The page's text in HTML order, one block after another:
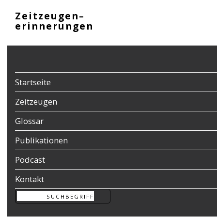
Zeitzeugen–
erinnerungen
Startseite
Zeitzeugen
Glossar
Publikationen
Podcast
Kontakt
25